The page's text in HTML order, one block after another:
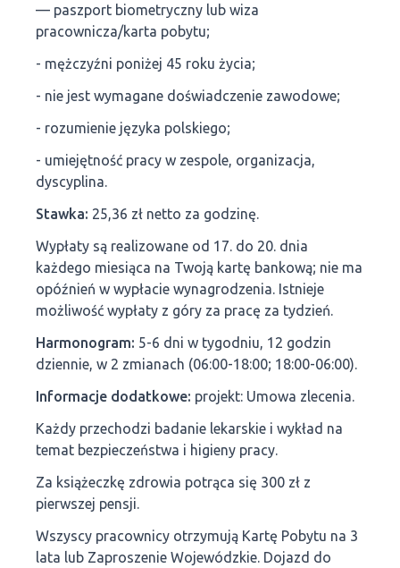
— paszport biometryczny lub wiza
pracownicza/karta pobytu;
- mężczyźni poniżej 45 roku życia;
- nie jest wymagane doświadczenie zawodowe;
- rozumienie języka polskiego;
- umiejętność pracy w zespole, organizacja,
dyscyplina.
Stawka: 25,36 zł netto za godzinę.
Wypłaty są realizowane od 17. do 20. dnia
każdego miesiąca na Twoją kartę bankową; nie ma
opóźnień w wypłacie wynagrodzenia. Istnieje
możliwość wypłaty z góry za pracę za tydzień.
Harmonogram: 5-6 dni w tygodniu, 12 godzin
dziennie, w 2 zmianach (06:00-18:00; 18:00-06:00).
Informacje dodatkowe: projekt: Umowa zlecenia.
Każdy przechodzi badanie lekarskie i wykład na
temat bezpieczeństwa i higieny pracy.
Za książeczkę zdrowia potrąca się 300 zł z
pierwszej pensji.
Wszyscy pracownicy otrzymują Kartę Pobytu na 3
lata lub Zaproszenie Wojewódzkie. Dojazd do